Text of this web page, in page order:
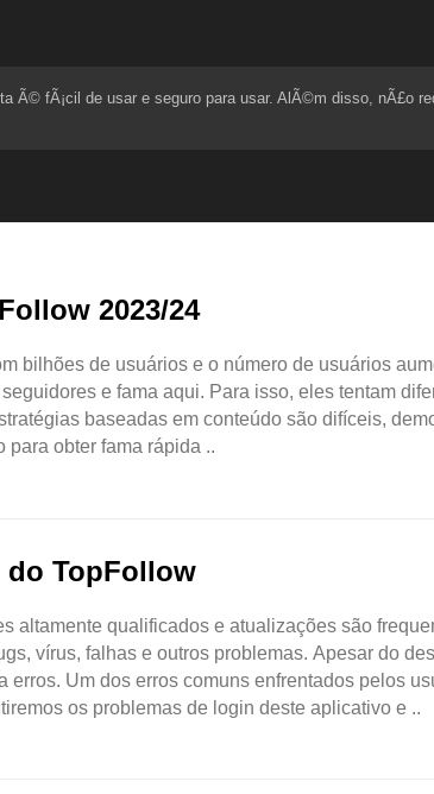
Ã© fÃ¡cil de usar e seguro para usar. AlÃ©m disso, nÃ£o
2023/24
bilhões de usuários e o número de usuários
e fama aqui. Para isso, eles tentam
baseadas em conteúdo são difíceis,
para obter fama rápida ..
do TopFollow
altamente qualificados e atualizações são
vírus, falhas e outros problemas. Apesar do
Um dos erros comuns enfrentados pelos
os problemas de login deste aplicativo e ..